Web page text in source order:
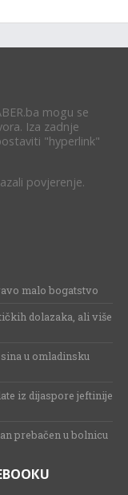
mogu se
Iza zadnje
"hyperlink"
povjerenje.
malo bogatstvo
dolazaka, ali više
u omladinsku
iz dijaspore jeftinije
prebačen u bolnicu